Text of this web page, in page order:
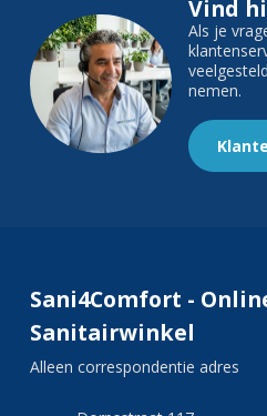
Vind
Als je
nemen.
Sani4Comfort -
Sanitairwinkel
Alleen correspondentie adres